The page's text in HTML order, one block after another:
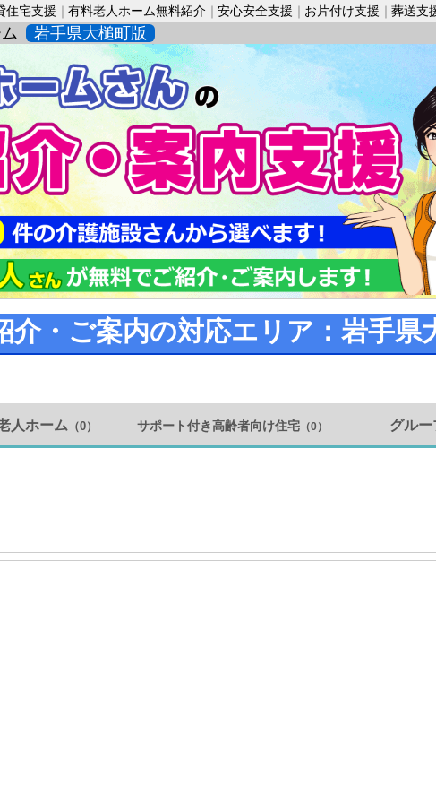
住宅支援 有料老人ホーム無料紹介 安心安全支援 お片付け支援 葬送支
岩手県大槌町版
介・ご案内の対応エリア：岩手県
人ホーム（0） サポート付き高齢者向け住宅 （0） グルー